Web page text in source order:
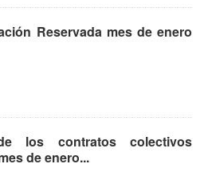
Reservada mes de enero
los contratos colectivos
de enero...